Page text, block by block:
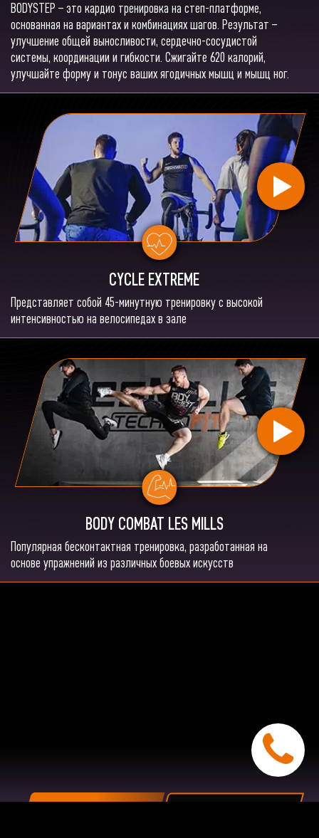
BODYSTEP – это кардио тренировка на степ-платформе,
основанная на вариантах и комбинациях шагов. Результат –
улучшение общей выносливости, сердечно-сосудистой
системы, координации и гибкости. Сжигайте 620 калорий,
улучшайте форму и тонус ваших ягодичных мышц и мышц ног.
CYCLE EXTREME
Представляет собой 45-минутную тренировку с высокой
интенсивностью на велосипедах в зале
BODY COMBAT LES MILLS
Популярная бесконтактная тренировка, разработанная на
основе упражнений из различных боевых искусств
ОБРАТНАЯ СВЯЗЬ